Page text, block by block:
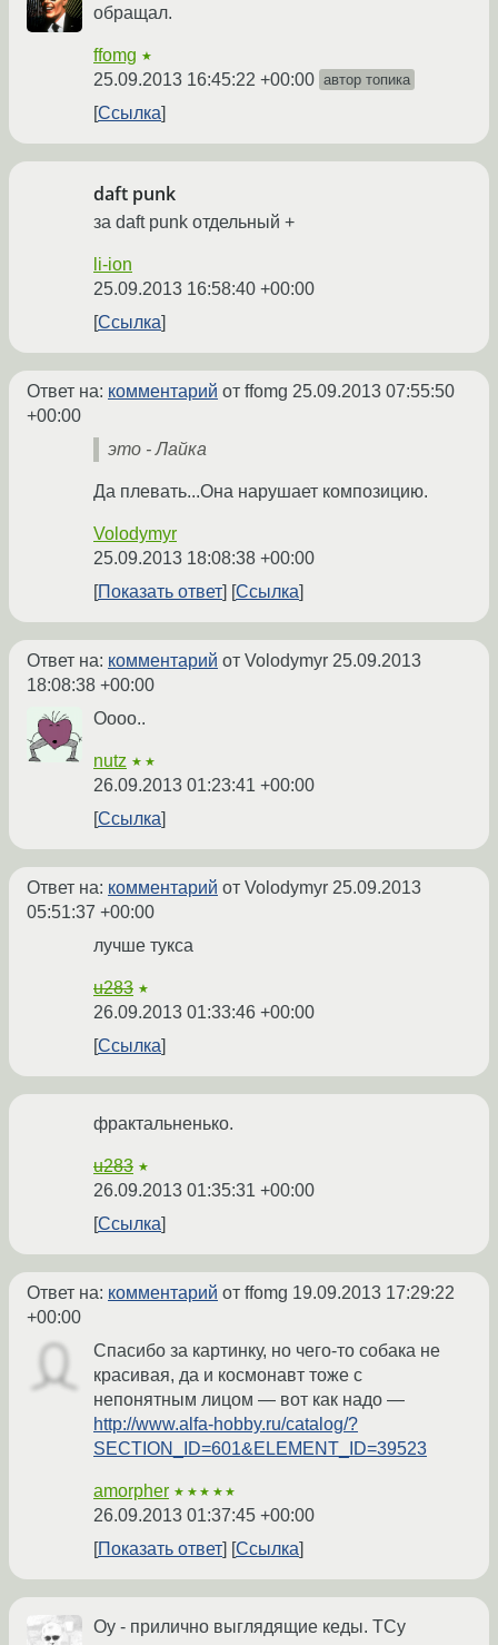
обращал.
ffomg ★
25.09.2013 16:45:22 +00:00 автор топика
Ссылка
daft punk
за daft punk отдельный +
li-ion
25.09.2013 16:58:40 +00:00
Ссылка
Ответ на: комментарий от ffomg 25.09.2013 07:55:50
+00:00
это - Лайка
Да плевать...Она нарушает композицию.
Volodymyr
25.09.2013 18:08:38 +00:00
Показать ответ
Ссылка
Ответ на: комментарий от Volodymyr 25.09.2013
18:08:38 +00:00
Оооо..
nutz ★★
26.09.2013 01:23:41 +00:00
Ссылка
Ответ на: комментарий от Volodymyr 25.09.2013
05:51:37 +00:00
лучше тукса
u283 ★
26.09.2013 01:33:46 +00:00
Ссылка
фрактальненько.
u283 ★
26.09.2013 01:35:31 +00:00
Ссылка
Ответ на: комментарий от ffomg 19.09.2013 17:29:22
+00:00
Спасибо за картинку, но чего-то собака не
красивая, да и космонавт тоже с
непонятным лицом — вот как надо —
http://www.alfa-hobby.ru/catalog/?
SECTION_ID=601&ELEMENT_ID=39523
amorpher ★★★★★
26.09.2013 01:37:45 +00:00
Показать ответ
Ссылка
Оу - прилично выглядящие кеды. ТСу